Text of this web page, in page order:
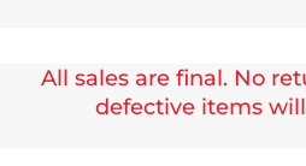
All sales are final. No
defective items